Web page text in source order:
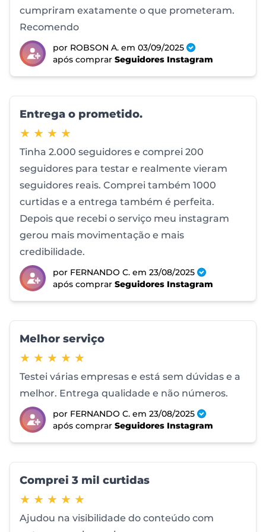
cumpriram exatamente o que prometeram.
Recomendo
por ROBSON A. em 03/09/2025
após comprar Seguidores Instagram
Entrega o prometido.
★ ★ ★ ★
4 de 5 estrelas
Tinha 2.000 seguidores e comprei 200
seguidores para testar e realmente vieram
seguidores reais. Comprei também 1000
curtidas e a entrega também é perfeita.
Depois que recebi o serviço meu instagram
gerou mais movimentação e mais
credibilidade.
por FERNANDO C. em 23/08/2025
após comprar Seguidores Instagram
Melhor serviço
★ ★ ★ ★ ★
5 de 5 estrelas
Testei várias empresas e está sem dúvidas e a
melhor. Entrega qualidade e não números.
por FERNANDO C. em 23/08/2025
após comprar Seguidores Instagram
Comprei 3 mil curtidas
★ ★ ★ ★ ★
5 de 5 estrelas
Ajudou na visibilidade do conteúdo com